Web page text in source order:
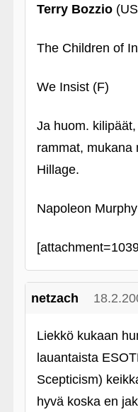
Terry Bozzio
The Children of
We Insist (F)
Ja huom.
rammat, mukana
Hillage.
Napoleon
netzach
Liekkö kukaan
lauantaista
Scepticism)
hyvä koska en